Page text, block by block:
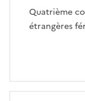
Quatrième
étrangères